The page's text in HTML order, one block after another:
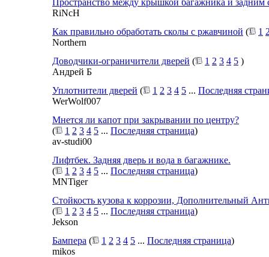
Пространство между крышкой багажника и задним
RiNcH
Как правильно обработать сколы с ржавчиной ( 1
Northern
Доводчики-ограничители дверей ( 1 2 3 4 5 )
Андрей Б
Уплотнители дверей ( 1 2 3 4 5 ... Последняя
WerWolf007
Мнется ли капот при закрывании по центру?
(
1 2 3 4 5 ... Последняя страница)
av-studi00
Лифтбек. Задняя дверь и вода в багажнике.
(
1 2 3 4 5 ... Последняя страница)
MNTiger
Стойкость кузова к коррозии, Дополнительный
(
1 2 3 4 5 ... Последняя страница)
Jekson
Бампера ( 1 2 3 4 5 ... Последняя страница)
mikos